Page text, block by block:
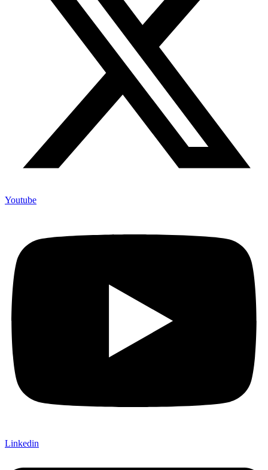
Youtube
Linkedin